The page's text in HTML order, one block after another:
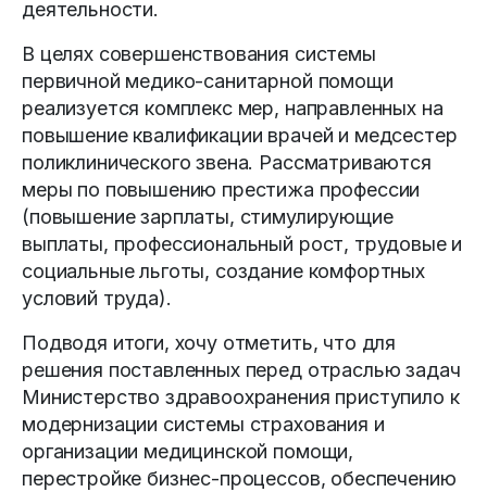
деятельности.
В целях совершенствования системы
первичной медико-санитарной помощи
реализуется комплекс мер, направленных на
повышение квалификации врачей и медсестер
поликлинического звена. Рассматриваются
меры по повышению престижа профессии
(повышение зарплаты, стимулирующие
выплаты, профессиональный рост, трудовые и
социальные льготы, создание комфортных
условий труда).
Подводя итоги, хочу отметить, что для
решения поставленных перед отраслью задач
Министерство здравоохранения приступило к
модернизации системы страхования и
организации медицинской помощи,
перестройке бизнес-процессов, обеспечению